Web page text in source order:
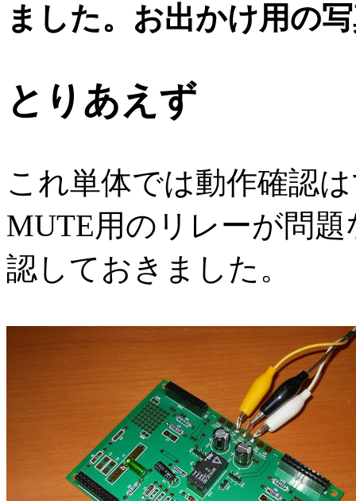
ました。お出かけ用の
とりあえず
これ単体では動作確認
MUTE用のリレーが問
認しておきました。